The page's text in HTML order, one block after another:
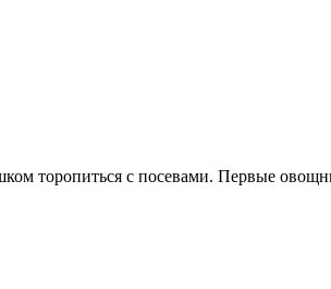
торопиться с посевами. Первые